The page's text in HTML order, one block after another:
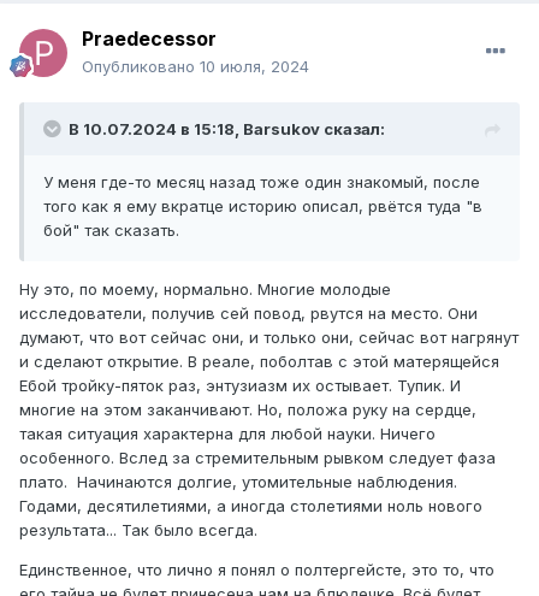
Praedecessor
Опубликовано 10 июля, 2024
В 10.07.2024 в 15:18, Barsukov сказал:
У меня где-то месяц назад тоже один знакомый, после
того как я ему вкратце историю описал, рвётся туда "в
бой" так сказать.
Ну это, по моему, нормально. Многие молодые
исследователи, получив сей повод, рвутся на место. Они
думают, что вот сейчас они, и только они, сейчас вот нагрянут
и сделают открытие. В реале, поболтав с этой матерящейся
Ебой тройку-пяток раз, энтузиазм их остывает. Тупик. И
многие на этом заканчивают. Но, положа руку на сердце,
такая ситуация характерна для любой науки. Ничего
особенного. Вслед за стремительным рывком следует фаза
плато. Начинаются долгие, утомительные наблюдения.
Годами, десятилетиями, а иногда столетиями ноль нового
результата... Так было всегда.
Единственное, что лично я понял о полтергейсте, это то, что